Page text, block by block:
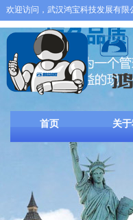
欢迎访问，武汉鸿宝科技发展有限
首页 关